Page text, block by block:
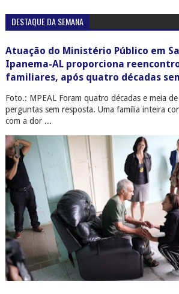
DESTAQUE DA SEMANA
Atuação do Ministério Público em
Ipanema-AL proporciona
familiares, após quatro décadas
Foto.: MPEAL Foram quatro décadas e meia
perguntas sem resposta. Uma família inteira
com a dor ...